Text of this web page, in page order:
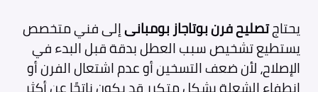
يحتاجتصليح فرن بوتاجاز بومبانىإلى فني متخصص
يستطيع تشخيص سبب العطل بدقة قبل البدء في
الإصلاح، لأن ضعف التسخين أو عدم اشتعال الفرن أو